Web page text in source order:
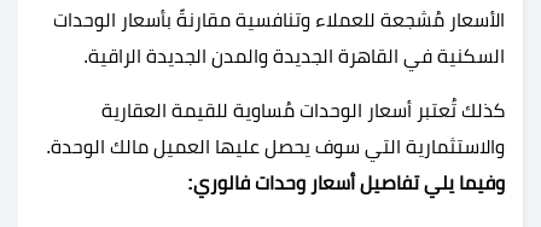
الأسعار مُشجعة للعملاء وتنافسية مقارنةً بأسعار الوحدات
السكنية في القاهرة الجديدة والمدن الجديدة الراقية.
كذلك تُعتبر أسعار الوحدات مُساوية للقيمة العقارية
والاستثمارية التي سوف يحصل عليها العميل مالك الوحدة.
وفيما يلي تفاصيل أسعار وحدات فالوري: